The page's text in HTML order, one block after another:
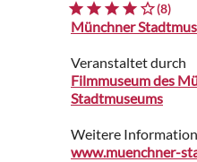
(8)
Münchner
Veranstaltet durch
Filmmuseum des
Stadtmuseums
Weitere